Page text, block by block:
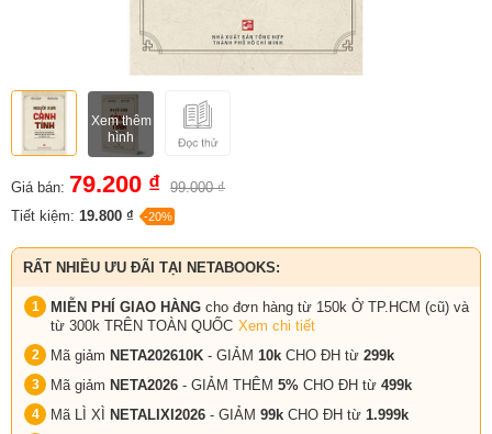
Xem thêm
hình
Giá bán: 79.200 ₫ 99.000 ₫
Tiết kiệm: 19.800 ₫ -20%
RẤT NHIỀU ƯU ĐÃI TẠI NETABOOKS:
MIỄN PHÍ GIAO HÀNG cho đơn hàng từ 150k Ở TP.HCM (cũ) và
từ 300k TRÊN TOÀN QUỐC Xem chi tiết
Mã giảm NETA202610K - GIẢM 10k CHO ĐH từ 299k
Mã giảm NETA2026 - GIẢM THÊM 5% CHO ĐH từ 499k
Mã LÌ XÌ NETALIXI2026 - GIẢM 99k CHO ĐH từ 1.999k